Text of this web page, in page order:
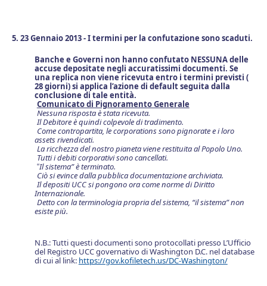
5. 23 Gennaio 2013 - I termini per la confutazione sono scaduti.
Banche e Governi non hanno confutato NESSUNA delle
accuse depositate negli accuratissimi documenti. Se
una replica non viene ricevuta entro i termini previsti (
28 giorni) si applica l’azione di default seguita dalla
conclusione di tale entità.
Comunicato di Pignoramento Generale
Nessuna risposta è stata ricevuta.
Il Debitore è quindi colpevole di tradimento.
Come contropartita, le corporations sono pignorate e i loro
assets rivendicati.
La ricchezza del nostro pianeta viene restituita al Popolo Uno.
Tutti i debiti corporativi sono cancellati.
“Il sistema” è terminato.
Ciò si evince dalla pubblica documentazione archiviata.
Il depositi UCC si pongono ora come norme di Diritto
Internazionale.
Detto con la terminologia propria del sistema, “il sistema” non
esiste più.
N.B.: Tutti questi documenti sono protocollati presso L’Ufficio
del Registro UCC governativo di Washington D.C. nel database
di cui al link: https://gov.kofiletech.us/DC-Washington/